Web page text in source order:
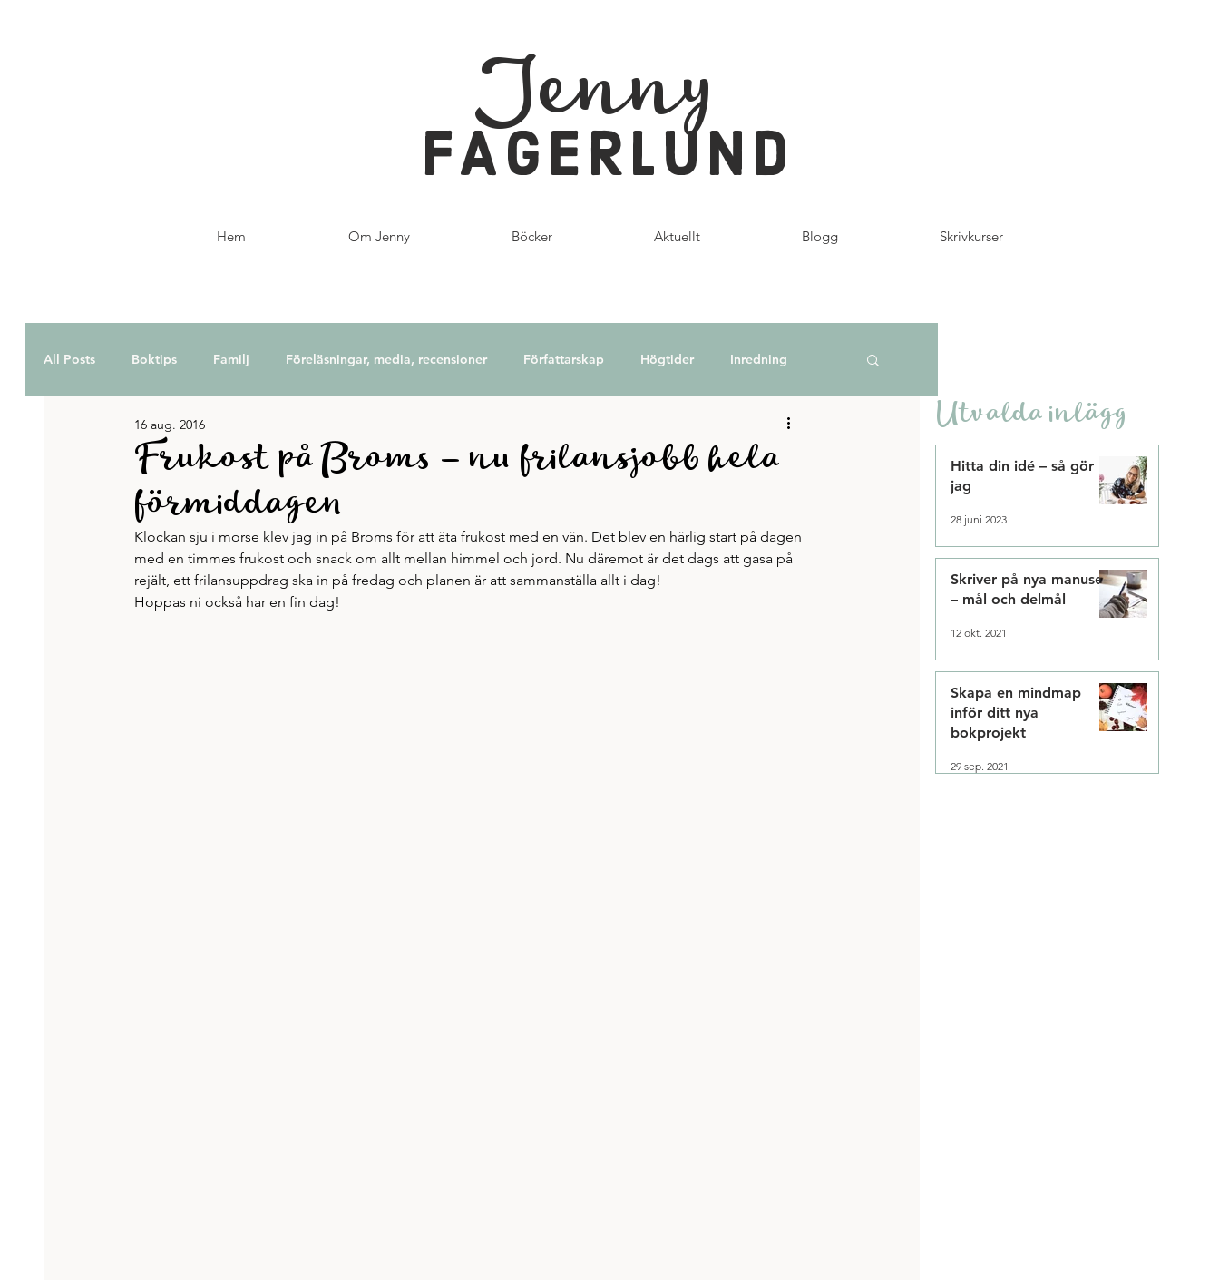
Jenny
FAGERLUND
Hem Om Jenny Böcker Aktuellt Blogg Skrivkurser
All Posts Boktips Familj Föreläsningar, media, recensioner Författarskap Högtider Inredning
Jennys böcker Karriär & jobb Skrivskola
Träning och hälsa Veckans lista
Frukost på Broms – nu frilansjobb hela
förmiddagen
16 aug. 2016
Klockan sju i morse klev jag in på Broms för att äta frukost med en vän. Det blev en härlig start på dagen
med en timmes frukost och snack om allt mellan himmel och jord. Nu däremot är det dags att gasa på
rejält, ett frilansuppdrag ska in på fredag och planen är att sammanställa allt i dag!
Hoppas ni också har en fin dag!
Utvalda inlägg
Hitta din idé – så gör
jag
28 juni 2023
Skriver på nya manuset
– mål och delmål
12 okt. 2021
Skapa en mindmap
inför ditt nya
bokprojekt
29 sep. 2021